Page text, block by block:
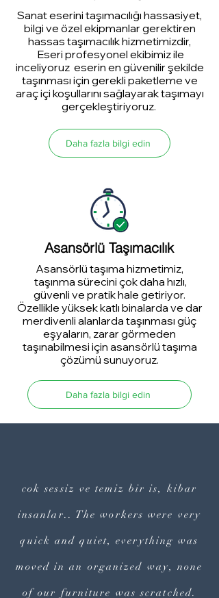
Sanat eserini taşımacılığı hassasiyet,
bilgi ve özel ekipmanlar gerektiren
hassas taşımacılık hizmetimizdir,
Eseri profesyonel ekibimiz ile
inceliyoruz eserin en güvenilir şekilde
taşınması için gerekli paketleme ve
araç içi koşullarını sağlayarak taşımayı
gerçekleştiriyoruz.
Daha fazla bilgi edin
Asansörlü Taşımacılık
Asansörlü taşıma hizmetimiz,
taşınma sürecini çok daha hızlı,
güvenli ve pratik hale getiriyor.
Özellikle yüksek katlı binalarda ve dar
merdivenli alanlarda taşınması güç
eşyaların, zarar görmeden
taşınabilmesi için asansörlü taşıma
çözümü sunuyoruz.
Daha fazla bilgi edin
cok sessiz ve temiz bir is, kibar
insanlar.. The workers were very
quick and quiet, everything was
moved in an organized way, none
of our furniture was scratched.